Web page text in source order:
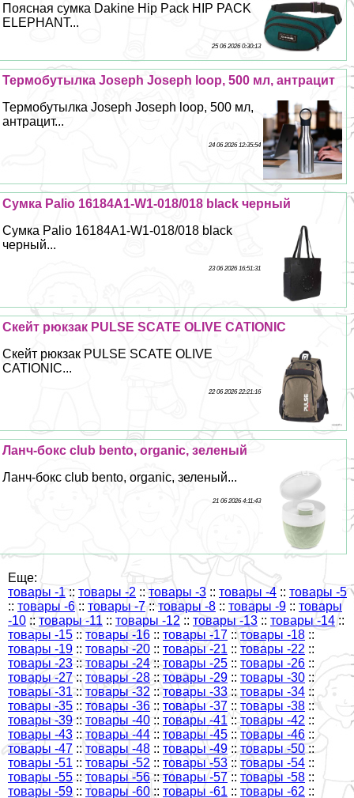
Поясная сумка Dakine Hip Pack HIP PACK
ELEPHANT...
25 06 2026 0:30:13
Термобутылка Joseph Joseph loop, 500 мл, антрацит
Термобутылка Joseph Joseph loop, 500 мл,
антрацит...
24 06 2026 12:35:54
Сумка Palio 16184A1-W1-018/018 black черный
Сумка Palio 16184A1-W1-018/018 black
черный...
23 06 2026 16:51:31
Скейт рюкзак PULSE SCATE OLIVE CATIONIC
Скейт рюкзак PULSE SCATE OLIVE
CATIONIC...
22 06 2026 22:21:16
Ланч-бокс club bento, organic, зеленый
Ланч-бокс club bento, organic, зеленый...
21 06 2026 4:11:43
Еще:
товары -1 :: товары -2 :: товары -3 :: товары -4 :: товары -5
:: товары -6 :: товары -7:: товары -8 :: товары -9 :: товары
-10 :: товары -11 :: товары -12 :: товары -13 :: товары -14 ::
товары -15 ::товары -16 :: товары -17 :: товары -18 ::
товары -19 :: товары -20 :: товары -21 :: товары -22 ::
товары -23 :: товары -24:: товары -25 :: товары -26 ::
товары -27:: товары -28 :: товары -29 :: товары -30 ::
товары -31 ::товары -32 ::товары -33 :: товары -34 ::
товары -35 :: товары -36 :: товары -37 :: товары -38 ::
товары -39 :: товары -40 :: товары -41 :: товары -42 ::
товары -43 :: товары -44 :: товары -45 :: товары -46 ::
товары -47 :: товары -48 :: товары -49 ::товары -50 ::
товары -51 :: товары -52 :: товары -53 :: товары -54 ::
товары -55 :: товары -56 :: товары -57 :: товары -58 ::
товары -59:: товары -60 :: товары -61 :: товары -62 ::